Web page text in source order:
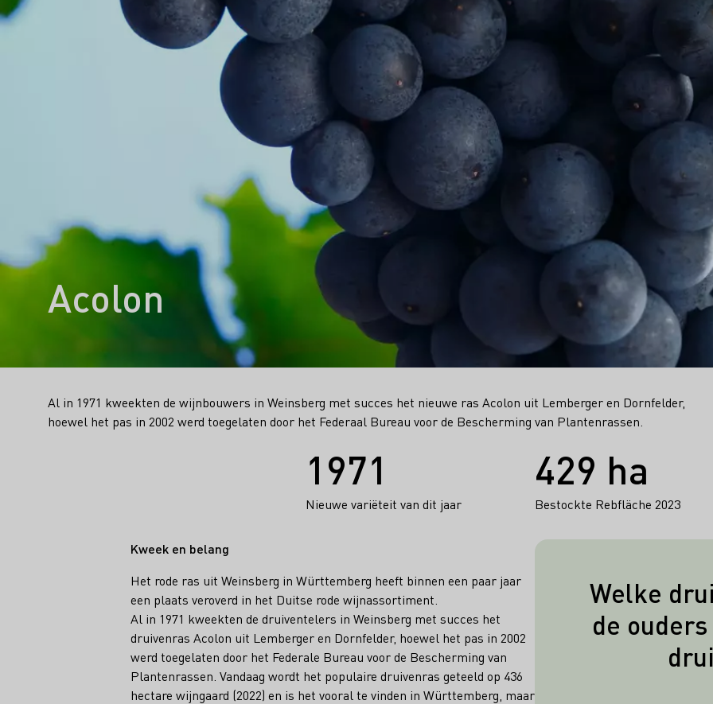
Acolon
Al in 1971 kweekten de wijnbouwers in Weinsberg met succes het nieuwe ras Acolon uit Lemberger en Dornfelder,
hoewel het pas in 2002 werd toegelaten door het Federaal Bureau voor de Bescherming van Plantenrassen.
1971
Nieuwe variëteit van dit jaar
429 ha
Bestockte Rebfläche 2023
Kweek en belang
Het rode ras uit Weinsberg in Württemberg heeft binnen een paar jaar
een plaats veroverd in het Duitse rode wijnassortiment.
Al in 1971 kweekten de druiventelers in Weinsberg met succes het
druivenras Acolon uit Lemberger en Dornfelder, hoewel het pas in 2002
werd toegelaten door het Federale Bureau voor de Bescherming van
Plantenrassen. Vandaag wordt het populaire druivenras geteeld op 436
hectare wijngaard (2022) en is het vooral te vinden in Württemberg, maar
Welke
de
Acolon werd
de